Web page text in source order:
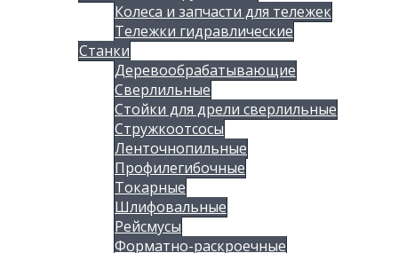
Колеса и запчасти для тележек
Тележки гидравлические
Станки
Деревообрабатывающие
Сверлильные
Стойки для дрели сверлильные
Стружкоотсосы
Ленточнопильные
Профилегибочные
Токарные
Шлифовальные
Рейсмусы
Форматно-раскроечные